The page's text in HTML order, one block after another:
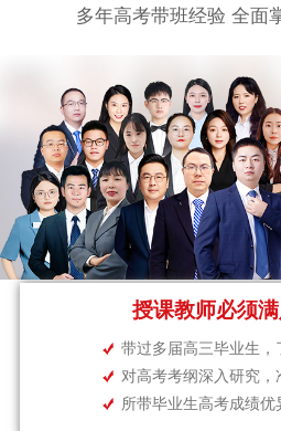
多年高考带班经验 全面
授课教师必须
带过多届高三毕业生，
对高考考纲深入研究
所带毕业生高考成绩